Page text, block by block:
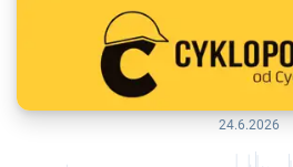
24.6.2026